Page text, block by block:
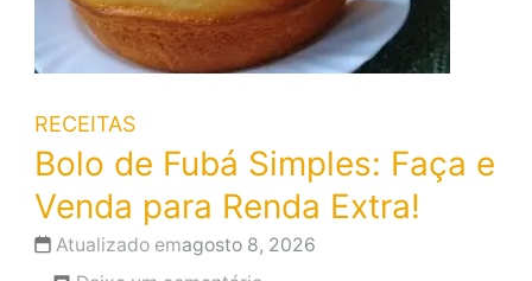
RECEITAS
Bolo de Fubá Simples: Faça e
Venda para Renda Extra!
Atualizado emagosto 8, 2026